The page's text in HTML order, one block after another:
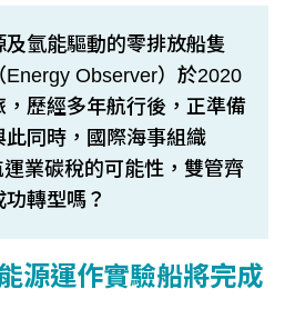
氫能驅動的零排放船隻
Energy Observer）於2020
歷經多年航行後，正準備
同時，國際海事組織
運業碳稅的可能性，雙管齊
轉型嗎？
源運作實驗船將完成